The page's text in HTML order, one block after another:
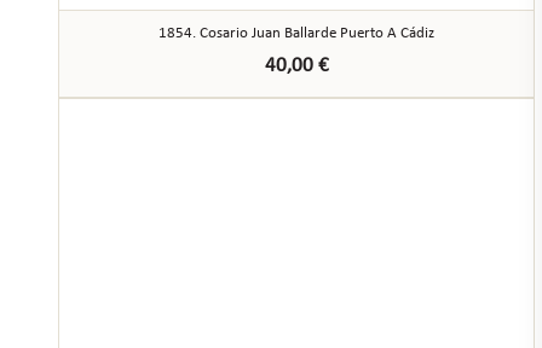
1854. Cosario Juan Ballarde Puerto A Cádiz
40,00 €